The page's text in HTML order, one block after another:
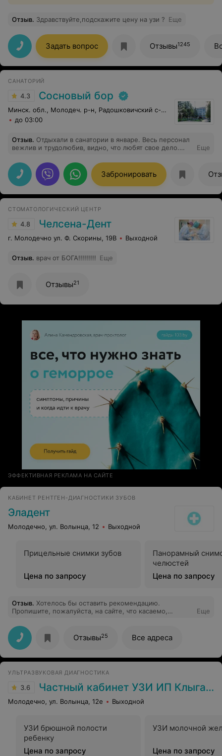
Отзыв. Здравствуйте,подскажите цену на узи ? Еще
Задать вопрос Отзывы1245
САНАТОРИЙ
4.3 Сосновый бор
Минск. обл., Молодеч. р-н, Радошковичский c-с, 1
до 03:00
Отзыв. Отдыхали в санатории в январе. Весь персонал
вежлив и трудолюбив, видно, что любят свое дело.
Еще
Забронировать
СТОМАТОЛОГИЧЕСКИЙ ЦЕНТР
4.8 Челсена-Дент
г. Молодечно ул. Ф. Скорины, 19В Выходной
Отзыв. врач от БОГА!!!!!!!!! Еще
Отзывы21
ЭФФЕКТИВНАЯ РЕКЛАМА НА САЙТЕ
КАБИНЕТ РЕНТГЕН-ДИАГНОСТИКИ ЗУБОВ
Эладент
Молодечно, ул. Волынца, 12 Выходной
Прицельные снимки зубов
Цена по запросу
Панорамный
челюстей
Цена по запросу
Отзыв. Хотелось бы оставить рекомендацию.
Пропишите, пожалуйста, на сайте, что касаемо,
клиентам, а других деток, даже по острой боли,
отправляете в городскую стоматологию. Очень
неприятно, когда ребенок с зубной болью оказывается
в списке "чужих" и ему отказывают в помощи.
Еще
Отзывы25 Все адреса
УЛЬТРАЗВУКОВАЯ ДИАГНОСТИКА
3.6 Частный кабинет УЗИ ИП Клыга В.К.
Молодечно, ул. Волынца, 12е Выходной
УЗИ брюшной полости
ребенку
Цена по запросу
УЗИ молочной
Цена по запросу